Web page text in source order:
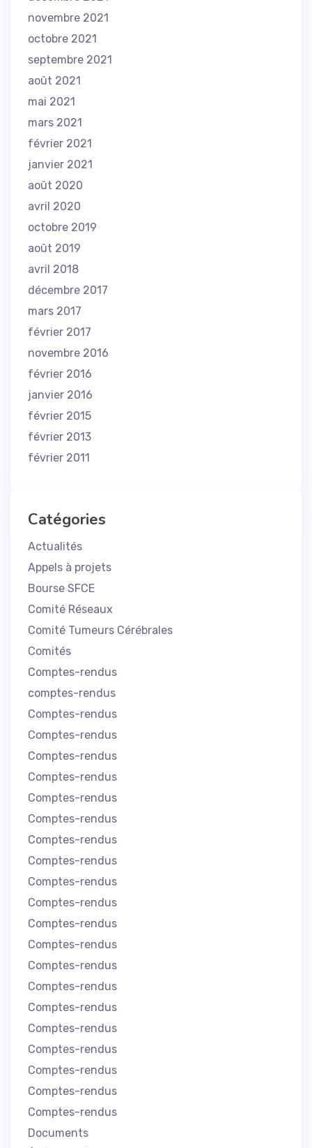
novembre 2021
octobre 2021
septembre 2021
août 2021
mai 2021
mars 2021
février 2021
janvier 2021
août 2020
avril 2020
octobre 2019
août 2019
avril 2018
décembre 2017
mars 2017
février 2017
novembre 2016
février 2016
janvier 2016
février 2015
février 2013
février 2011
Catégories
Actualités
Appels à projets
Bourse SFCE
Comité Réseaux
Comité Tumeurs Cérébrales
Comités
Comptes-rendus
comptes-rendus
Comptes-rendus
Comptes-rendus
Comptes-rendus
Comptes-rendus
Comptes-rendus
Comptes-rendus
Comptes-rendus
Comptes-rendus
Comptes-rendus
Comptes-rendus
Comptes-rendus
Comptes-rendus
Comptes-rendus
Comptes-rendus
Comptes-rendus
Comptes-rendus
Comptes-rendus
Comptes-rendus
Comptes-rendus
Comptes-rendus
Documents